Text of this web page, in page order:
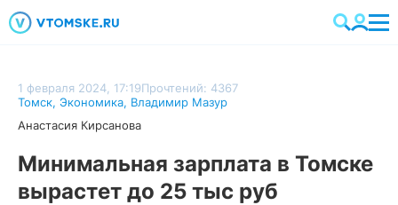
1 февраля 2024, 17:19Прочтений: 4367
Томск, Экономика, Владимир Мазур
Анастасия Кирсанова
Минимальная зарплата в Томске
вырастет до 25 тыс руб